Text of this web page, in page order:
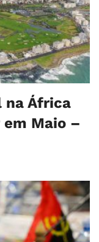
na África
Maio –